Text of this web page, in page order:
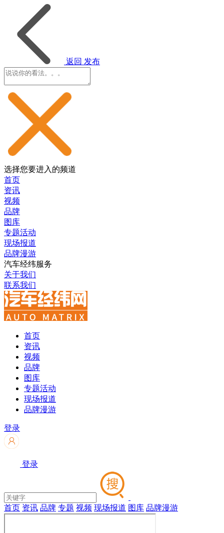
返回 发布
选择您要进入的频道
首页
资讯
视频
品牌
图库
专题活动
现场报道
品牌漫游
汽车经纬服务
关于我们
联系我们
首页
资讯
视频
品牌
图库
专题活动
现场报道
品牌漫游
登录
登录
首页 资讯 品牌 专题 视频 现场报道 图库 品牌漫游